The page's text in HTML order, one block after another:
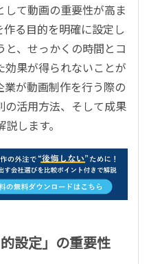
して動画の重要性が高ま
る目的を明確に設定し
、せっかくの時間とコ
効果が得られないことが
業が動画制作を行う際の
の活用方法、そして成果
します。
設定」の重要性